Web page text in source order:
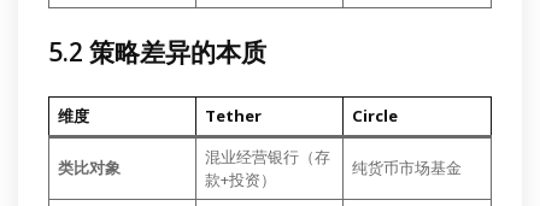
5.2 策略差异的本质
维度 Tether Circle
类比对象
混业经营银行（存
款+投资）
纯货币市场基金